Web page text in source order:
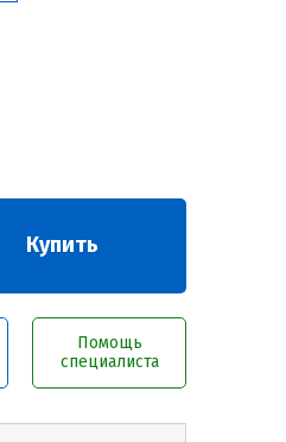
Купить
Помощь
специалиста